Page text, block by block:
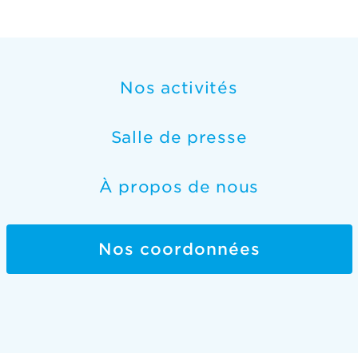
Nos activités
Salle de presse
À propos de nous
Nos coordonnées